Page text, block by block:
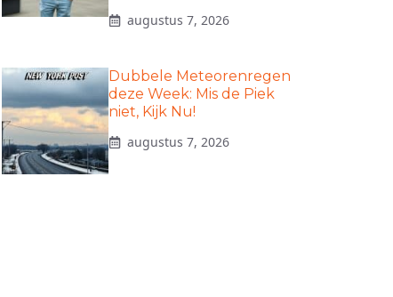
augustus 7, 2026
Dubbele Meteorenregen
deze Week: Mis de Piek
niet, Kijk Nu!
augustus 7, 2026